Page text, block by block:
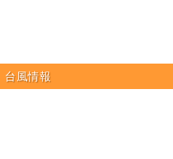
台風情報